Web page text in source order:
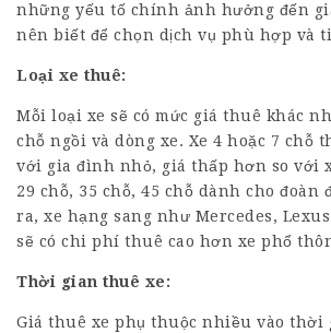
những yếu tố chính ảnh hưởng đến
nên biết để chọn dịch vụ phù hợp và
Loại xe thuê:
Mỗi loại xe sẽ có mức giá thuê khác
chỗ ngồi và dòng xe. Xe 4 hoặc 7 chỗ
với gia đình nhỏ, giá thấp hơn so với
29 chỗ, 35 chỗ, 45 chỗ dành cho đoàn
ra, xe hạng sang như Mercedes, Lexus
sẽ có chi phí thuê cao hơn xe phổ
Thời gian thuê xe:
Giá thuê xe phụ thuộc nhiều vào thời